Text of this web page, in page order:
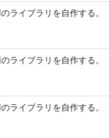
ライブラリを自作する。
ライブラリを自作する。
ライブラリを自作する。